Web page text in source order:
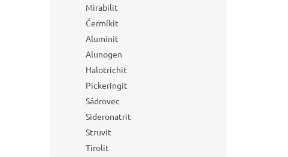
Mirabilit
Čermíkit
Aluminit
Alunogen
Halotrichit
Pickeringit
Sádrovec
Sideronatrit
Struvit
Tirolit